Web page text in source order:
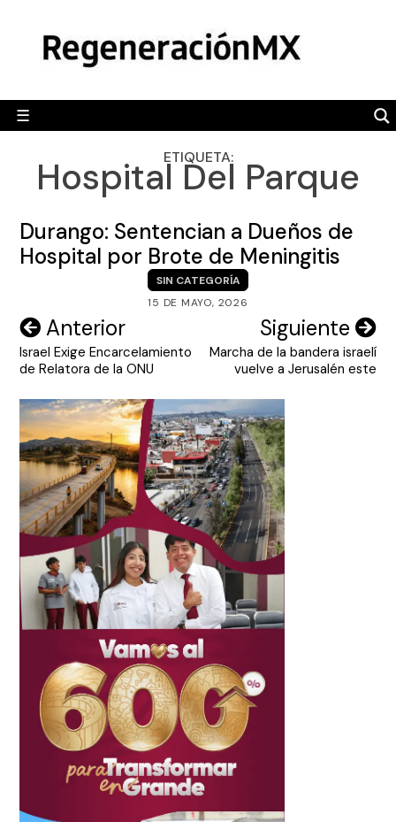
content
☰
POLÍTICA
CAMALEÓN
OPINIÓN
ENGLISH SECTION
VIDEOS
ETIQUETA:
Hospital Del Parque
Durango: Sentencian a Dueños de
Hospital por Brote de Meningitis
SIN CATEGORÍA
15 DE MAYO, 2026
Navegación
de
Anterior
Israel Exige Encarcelamiento
de Relatora de la ONU
Siguiente
Marcha de la bandera israelí
vuelve a Jerusalén este